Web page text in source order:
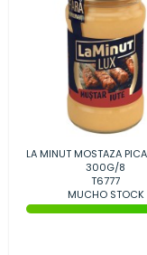
LA MINUT MOSTAZA
300G/8
T6777
MUCHO STOCK